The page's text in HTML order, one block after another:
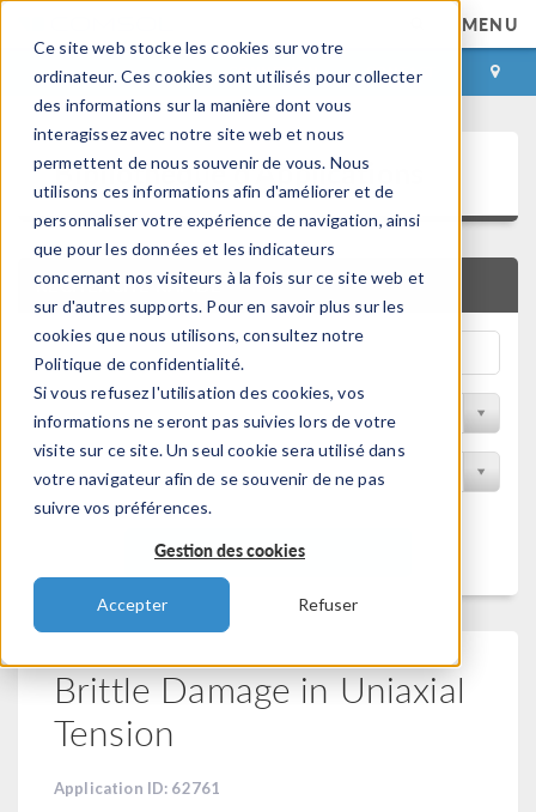
Ce site web stocke les cookies sur votre
ordinateur. Ces cookies sont utilisés pour collecter
des informations sur la manière dont vous
interagissez avec notre site web et nous
permettent de nous souvenir de vous. Nous
utilisons ces informations afin d'améliorer et de
personnaliser votre expérience de navigation, ainsi
que pour les données et les indicateurs
concernant nos visiteurs à la fois sur ce site web et
sur d'autres supports. Pour en savoir plus sur les
cookies que nous utilisons, consultez notre
Politique de confidentialité.
Si vous refusez l'utilisation des cookies, vos
informations ne seront pas suivies lors de votre
visite sur ce site. Un seul cookie sera utilisé dans
votre navigateur afin de se souvenir de ne pas
suivre vos préférences.
Gestion des cookies
Accepter Refuser
MENU
CONNEXION CONTACT
Bibliothèque d'Applications
RECHERCHE RAPIDE
Trier par Discipline
Filtrer par produit
Filtrer
Brittle Damage in Uniaxial
Tension
Application ID: 62761